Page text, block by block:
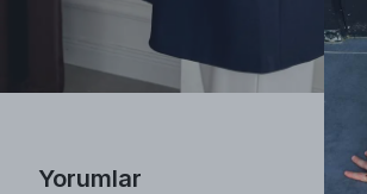
Yorumlar